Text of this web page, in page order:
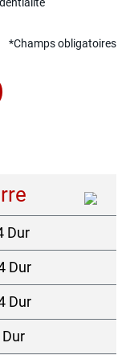
Dur
Dur
Dur
*Champs obligatoires